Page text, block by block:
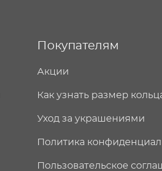
Покупателям
Акции
Как узнать размер
Уход за украшениями
Политика
Пользовательское